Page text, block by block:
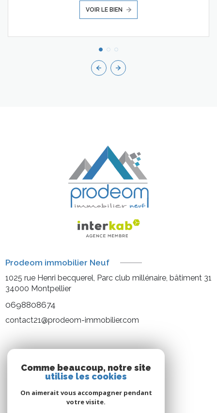
VOIR LE BIEN
Prodeom immobilier Neuf
1025 rue Henri becquerel, Parc club millénaire, bâtiment 31
34000 Montpellier
0698808674
contact21@prodeom-immobilier.com
Nous suivre
Comme beaucoup, notre site
utilise les cookies
On aimerait vous accompagner pendant
votre visite.